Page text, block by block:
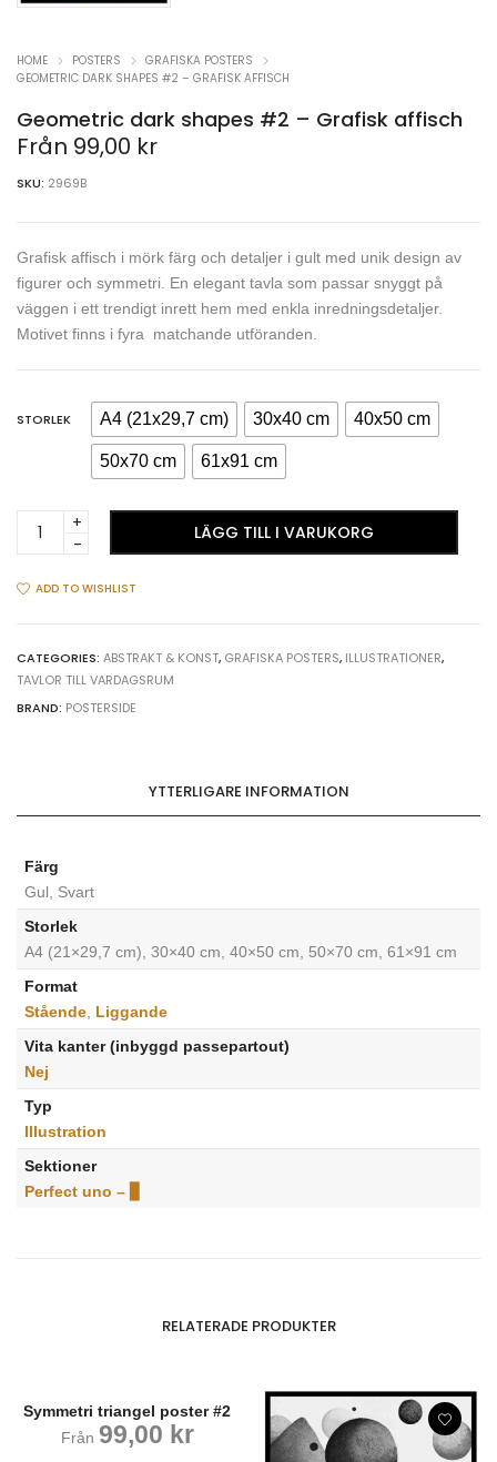
HOME POSTERS
GRAFISKA POSTERS
GEOMETRIC DARK SHAPES #2 – GRAFISK AFFISCH
Geometric dark shapes #2 – Grafisk affisch
Från 99,00 kr
SKU: 2969B
Grafisk affisch i mörk färg och detaljer i gult med unik design av
figurer och symmetri. En elegant tavla som passar snyggt på
väggen i ett trendigt inrett hem med enkla inredningsdetaljer.
Motivet finns i fyra matchande utföranden.
STORLEK A4 (21x29,7 cm) 30x40 cm 40x50 cm
50x70 cm 61x91 cm
Geometric
dark
#2
affisch
quantity
LÄGG TILL I VARUKORG
ADD TO WISHLIST
CATEGORIES: ABSTRAKT & KONST, GRAFISKA POSTERS, ILLUSTRATIONER,
TAVLOR TILL VARDAGSRUM
BRAND: POSTERSIDE
YTTERLIGARE INFORMATION
Färg
Gul, Svart
Storlek
A4 (21×29,7 cm), 30×40 cm, 40×50 cm, 50×70 cm, 61×91 cm
Format
Stående, Liggande
Vita kanter (inbyggd passepartout)
Nej
Typ
Illustration
Sektioner
Perfect uno – ▊
RELATERADE PRODUKTER
Symmetri triangel poster #2
Från 99,00 kr